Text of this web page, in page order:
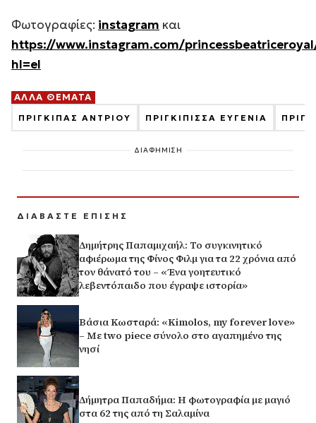
Φωτογραφίες: instagram και
https://www.instagram.com/
hl=el
ΑΛΛΑ ΘΕΜΑΤΑ
ΠΡΙΓΚΙΠΑΣ ΑΝΤΡΙΟΥ ΠΡΙΓΚΙΠΙΣΣΑ ΕΥΓΕΝΙΑ
ΔΙΑΦΗΜΙΣΗ
ΔΙΑΒΑΣΤΕ ΕΠΙΣΗΣ
Δημήτρης Παπαμιχαήλ: Το συγκινητικό
αφιέρωμα της Φίνος Φιλμ για τα 22 χρόνια από
τον θάνατό του – «Ένα γοητευτικό
λεβεντόπαιδο που έγραψε ιστορία»
Βάσια Κωσταρά: «Kimolos, my forever love»
– Με two piece σύνολο στο αγαπημένο της
νησί
Δήμητρα Παπαδήμα: Η φωτογραφία με μαγιό
στα 62 της από τη Σαλαμίνα